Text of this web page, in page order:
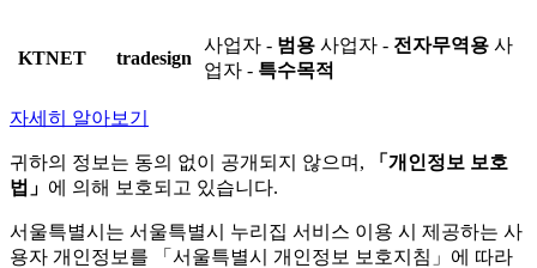
KTNET tradesign
사업자 - 범용 사업자 - 전자무역용 사
업자 - 특수목적
자세히 알아보기
귀하의 정보는 동의 없이 공개되지 않으며,
「개인정보 보호
법」 에 의해 보호되고 있습니다.
서울특별시는 서울특별시 누리집 서비스 이용 시 제공하는 사
용자 개인정보를 「서울특별시 개인정보 보호지침」에 따라